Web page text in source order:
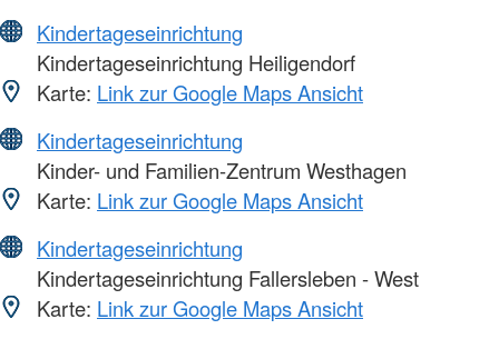
Kindertageseinrichtung
Kindertageseinrichtung Heiligendorf
Karte: Link zur Google Maps Ansicht
Kindertageseinrichtung
Kinder- und Familien-Zentrum Westhagen
Karte: Link zur Google Maps Ansicht
Kindertageseinrichtung
Kindertageseinrichtung Fallersleben - West
Karte: Link zur Google Maps Ansicht